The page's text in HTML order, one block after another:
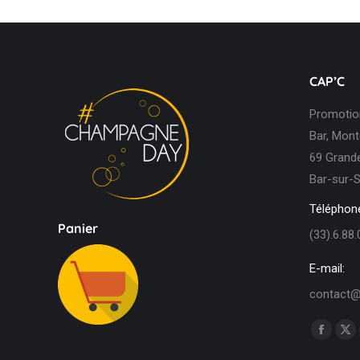
Panier
CAP’C
Bar,
69
Bar-sur-
E-mail:
Trouvez
X